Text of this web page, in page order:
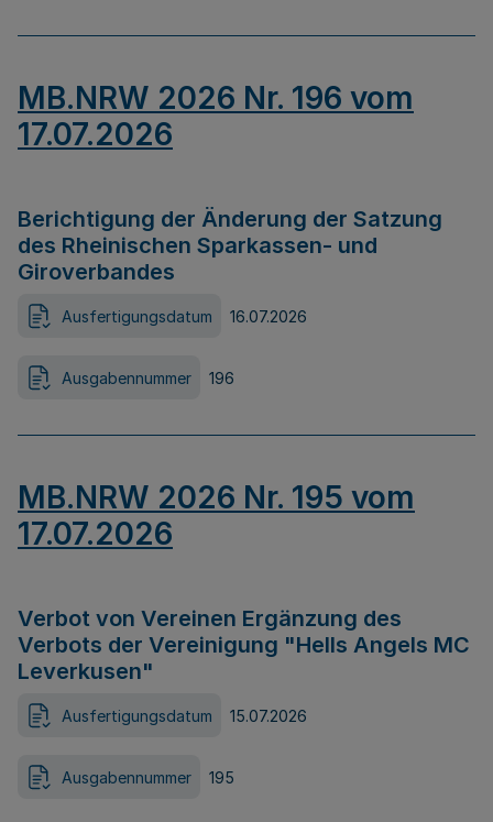
MB.NRW 2026 Nr. 196 vom
17.07.2026
Berichtigung der Änderung der Satzung
des Rheinischen Sparkassen- und
Giroverbandes
Ausfertigungsdatum 16.07.2026
Ausgabennummer 196
MB.NRW 2026 Nr. 195 vom
17.07.2026
Verbot von Vereinen Ergänzung des
Verbots der Vereinigung "Hells Angels MC
Leverkusen"
Ausfertigungsdatum 15.07.2026
Ausgabennummer 195